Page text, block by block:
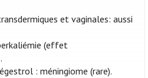
et vaginales: aussi
(effet
: méningiome (rare).